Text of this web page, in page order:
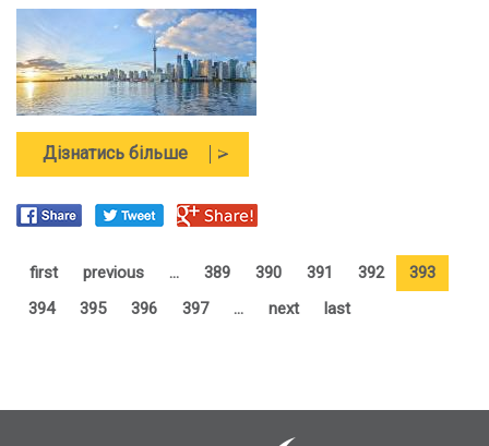
Дізнатись більше про
Христя
Фріланд:
Україна
останні
5
років
у
first previous … 389 390 391 392
393
394
395 396 397 … next last